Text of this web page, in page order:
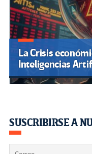
La Crisis
Inteligencias
SUSCRIBIRSE A